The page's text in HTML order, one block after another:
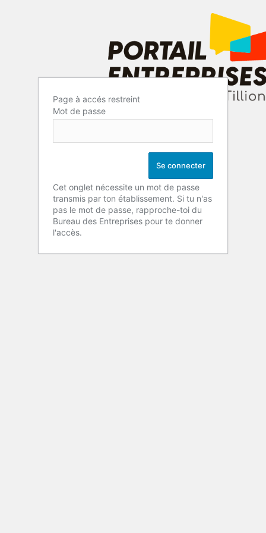
Page à accés restreint
Mot de passe
Cet onglet nécessite un mot de passe
transmis par ton établissement. Si tu n'as
pas le mot de passe, rapproche-toi du
Bureau des Entreprises pour te donner
l'accès.